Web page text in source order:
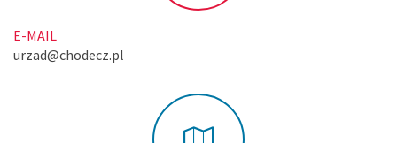
E-MAIL
urzad@chodecz.pl